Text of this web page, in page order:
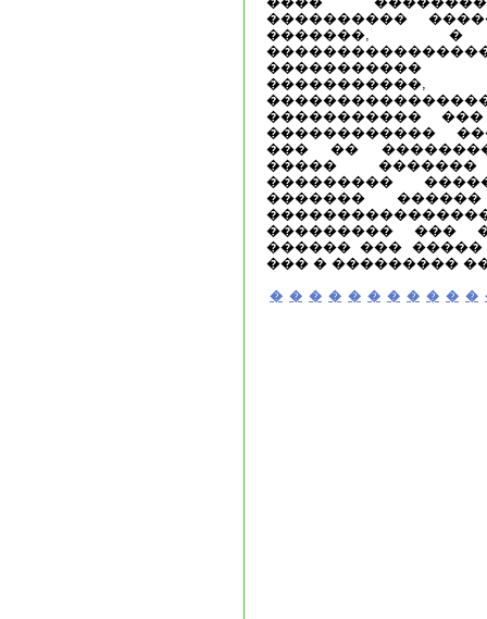
����������
�������,
�����������
�����������
������������
��� ��
�����
���������
�������
��������� ���
������ ���
��� � ���������
� � � � � � � � � � �